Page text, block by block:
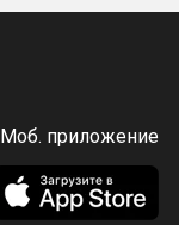
Моб. приложение